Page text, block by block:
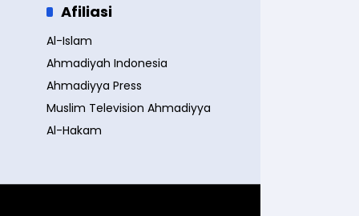
Afiliasi
Al-Islam
Ahmadiyah Indonesia
Ahmadiyya Press
Muslim Television Ahmadiyya
Al-Hakam